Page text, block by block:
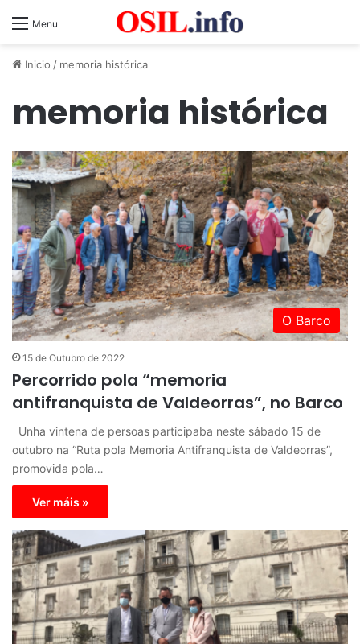
Menu
Inicio / memoria histórica
memoria histórica
O Barco
15 de Outubro de 2022
Percorrido pola “memoria
antifranquista de Valdeorras”, no Barco
Unha vintena de persoas participaba neste sábado 15 de
outubro na “Ruta pola Memoria Antifranquista de Valdeorras”,
promovida pola…
Ver máis »